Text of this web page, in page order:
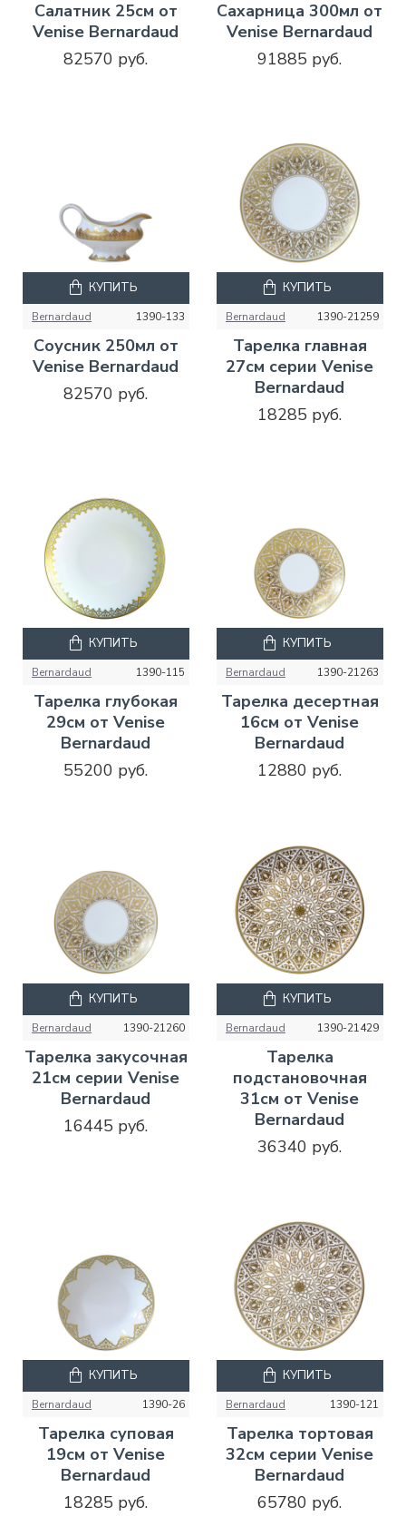
Салатник 25см от
Venise Bernardaud
82570 руб.
Сахарница 300мл от
Venise Bernardaud
91885 руб.
Bernardaud 1390-133
Соусник 250мл от
Venise Bernardaud
82570 руб.
КУПИТЬ
Bernardaud 1390-21259
Тарелка главная
27см серии Venise
Bernardaud
18285 руб.
КУПИТЬ
Bernardaud 1390-115
Тарелка глубокая
29см от Venise
Bernardaud
55200 руб.
КУПИТЬ
Bernardaud 1390-21263
Тарелка десертная
16см от Venise
Bernardaud
12880 руб.
КУПИТЬ
Bernardaud 1390-21260
Тарелка закусочная
21см серии Venise
Bernardaud
16445 руб.
КУПИТЬ
Bernardaud 1390-21429
Тарелка
подстановочная
31см от Venise
Bernardaud
36340 руб.
КУПИТЬ
Bernardaud 1390-26
Тарелка суповая
19см от Venise
Bernardaud
18285 руб.
КУПИТЬ
Bernardaud 1390-121
Тарелка тортовая
32см серии Venise
Bernardaud
65780 руб.
КУПИТЬ